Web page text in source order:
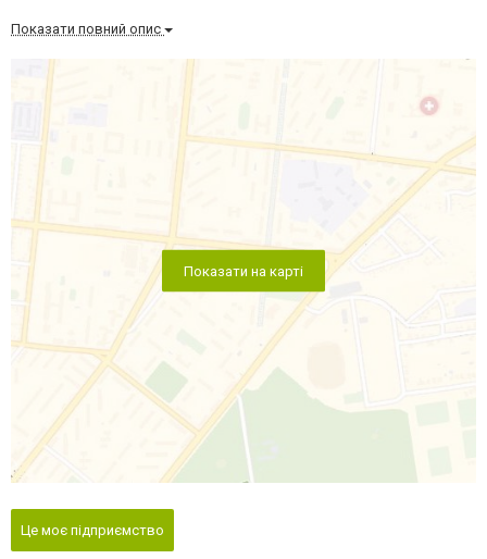
Показати повний опис
Показати на карті
Це моє підприємство